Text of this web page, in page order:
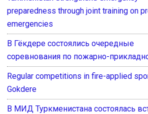
preparedness through joint training on
emergencies
В Гёкдере состоялись очередные
соревнования по пожарно-
Regular competitions in fire-applied
Gokdere
В МИД Туркменистана состоялась